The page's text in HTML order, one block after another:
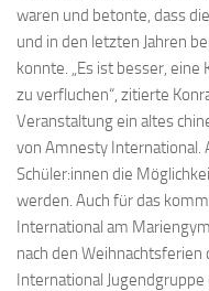
waren und betonte, dass
und in den letzten Jahren
konnte. „Es ist besser,
zu verfluchen“, zitierte
Veranstaltung ein altes
von Amnesty International.
Schüler:innen die
werden. Auch für das
International am
nach den
International